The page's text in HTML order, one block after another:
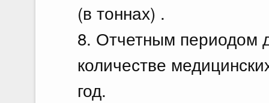
(в тоннах) .
8. Отчетным периодом
количестве
год.